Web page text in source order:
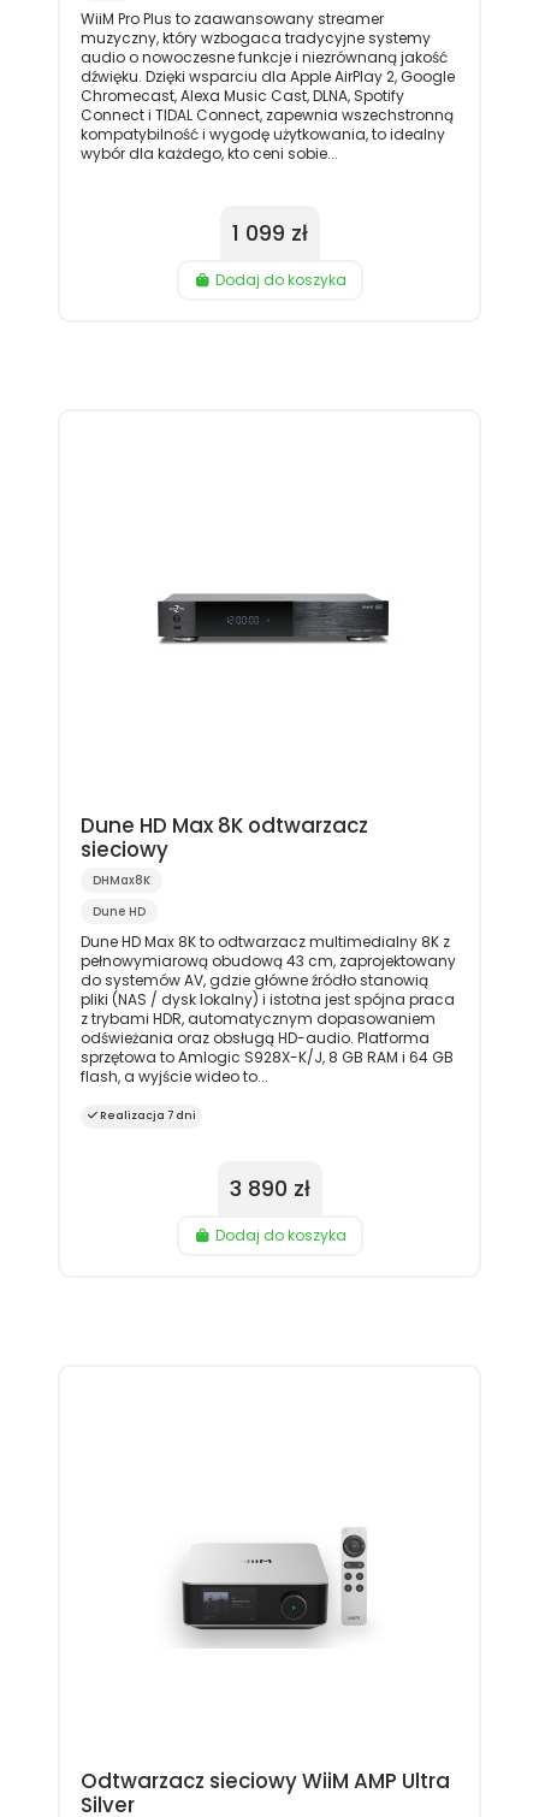
WiiM Pro Plus to zaawansowany streamer
muzyczny, który wzbogaca tradycyjne systemy
audio o nowoczesne funkcje i niezrównaną jakość
dźwięku. Dzięki wsparciu dla Apple AirPlay 2, Google
Chromecast, Alexa Music Cast, DLNA, Spotify
Connect i TIDAL Connect, zapewnia wszechstronną
kompatybilność i wygodę użytkowania, to idealny
wybór dla każdego, kto ceni sobie...
1 099 zł
Dodaj do koszyka
Dune HD Max 8K odtwarzacz
sieciowy
DHMax8K
Dune HD
Dune HD Max 8K to odtwarzacz multimedialny 8K z
pełnowymiarową obudową 43 cm, zaprojektowany
do systemów AV, gdzie główne źródło stanowią
pliki (NAS / dysk lokalny) i istotna jest spójna praca
z trybami HDR, automatycznym dopasowaniem
odświeżania oraz obsługą HD-audio. Platforma
sprzętowa to Amlogic S928X-K/J, 8 GB RAM i 64 GB
flash, a wyjście wideo to...
Realizacja 7 dni
3 890 zł
Dodaj do koszyka
Odtwarzacz sieciowy WiiM AMP Ultra
Silver